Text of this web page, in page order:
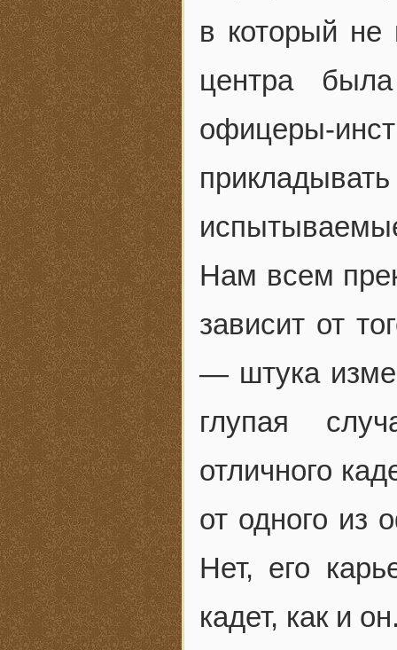
в который не
центра
офицеры-
Нам всем
зависит от
— штука
глупая
отличного
от одного из
Нет, его
кадет, как и